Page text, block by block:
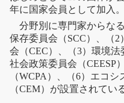
年に国家会員として加入。
分野別に専門家からな
保存委員会 （SCC）、（
会（CEC）、（3）環境
社会政策委員会（CEESP
（WCPA）、（6） エコシ
（CEM）が設置されてい